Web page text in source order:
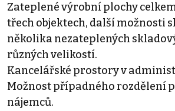
Zateplené výrobní plochy celkem
třech objektech, další možnosti
několika nezateplených
různých velikostí.
Kancelářské prostory v
Možnost případného rozdělení
nájemců.